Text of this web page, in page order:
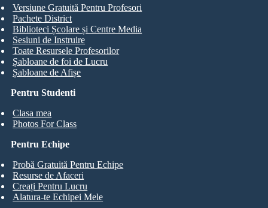
Pentru Studenti
Clasa mea
Photos For Class
Versiune Gratuită Pentru Profesori
Pachete District
Biblioteci Școlare și Centre Media
Sesiuni de Instruire
Toate Resursele Profesorilor
Șabloane de foi de Lucru
Șabloane de Afișe
Pentru Echipe
Probă Gratuită Pentru Echipe
Resurse de Afaceri
Creați Pentru Lucru
Alatura-te Echipei Mele